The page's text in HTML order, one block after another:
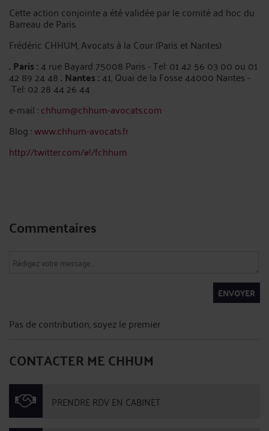
Cette action conjointe a été validée par le comité ad hoc du
Barreau de Paris.
Frédéric CHHUM, Avocats à la Cour (Paris et Nantes)
. Paris : 4 rue Bayard 75008 Paris - Tel: 01 42 56 03 00 ou 01
42 89 24 48. Nantes : 41, Quai de la Fosse 44000 Nantes -
Tel: 02 28 44 26 44
e-mail :chhum@chhum-avocats.com
Blog :www.chhum-avocats.fr
http://twitter.com/#!/fchhum
Commentaires
ENVOYER
Pas de contribution, soyez le premier
CONTACTER ME CHHUM
PRENDRE RDV EN CABINET